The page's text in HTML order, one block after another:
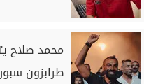
محمد صلاح
طرابزون سبور